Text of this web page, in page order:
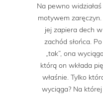
Na pewno
motywem
jej zapiera dech
zachód słońca.
„tak”, ona
którą on wkłada
właśnie. Tylko
wyciąga? Na